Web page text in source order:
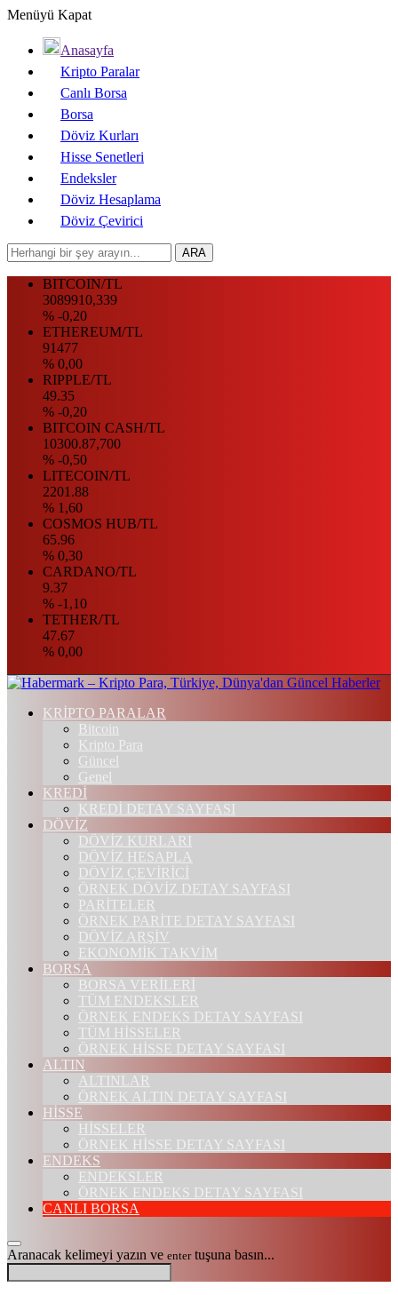
Menüyü Kapat
Anasayfa
Kripto Paralar
Canlı Borsa
Borsa
Döviz Kurları
Hisse Senetleri
Endeksler
Döviz Hesaplama
Döviz Çevirici
BITCOIN/TL
3089910,339
% -0,20
ETHEREUM/TL
91477
% 0,00
RIPPLE/TL
49.35
% -0,20
BITCOIN CASH/TL
10300.87,700
% -0,50
LITECOIN/TL
2201.88
% 1,60
COSMOS HUB/TL
65.96
% 0,30
CARDANO/TL
9.37
% -1,10
TETHER/TL
47.67
% 0,00
KRİPTO PARALAR
Bitcoin
Kripto Para
Güncel
Genel
KREDİ
KREDİ DETAY SAYFASI
DÖVİZ
DÖVİZ KURLARI
DÖVİZ HESAPLA
DÖVİZ ÇEVİRİCİ
ÖRNEK DÖVİZ DETAY SAYFASI
PARİTELER
ÖRNEK PARİTE DETAY SAYFASI
DÖVİZ ARŞİV
EKONOMİK TAKVİM
BORSA
BORSA VERİLERİ
TÜM ENDEKSLER
ÖRNEK ENDEKS DETAY SAYFASI
TÜM HİSSELER
ÖRNEK HİSSE DETAY SAYFASI
ALTIN
ALTINLAR
ÖRNEK ALTIN DETAY SAYFASI
HİSSE
HİSSELER
ÖRNEK HİSSE DETAY SAYFASI
ENDEKS
ENDEKSLER
ÖRNEK ENDEKS DETAY SAYFASI
CANLI BORSA
Aranacak kelimeyi yazın ve entertuşuna basın...